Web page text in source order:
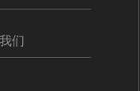
们